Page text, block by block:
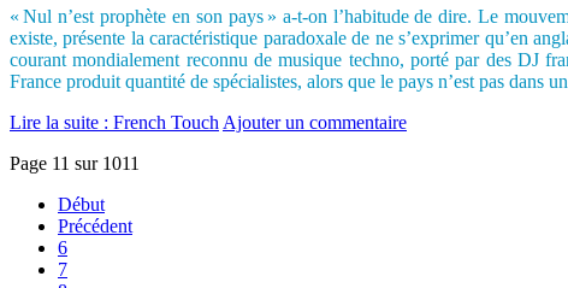
« Nul n’est prophète en son pays » a-t-on l’habitude de dire. Le
existe, présente la caractéristique paradoxale de ne s’exprimer qu’en
courant mondialement reconnu de musique techno, porté par des DJ
France produit quantité de spécialistes, alors que le pays n’est pas dans
Lire la suite : French Touch Ajouter un commentaire
Page 11 sur 1011
Début
Précédent
6
7